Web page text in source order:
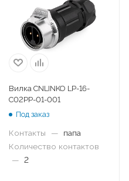
Вилка CNLINKO LP-16-
C02PP-01-001
Под заказ
Контакты —
папа
Количество контактов
— 2